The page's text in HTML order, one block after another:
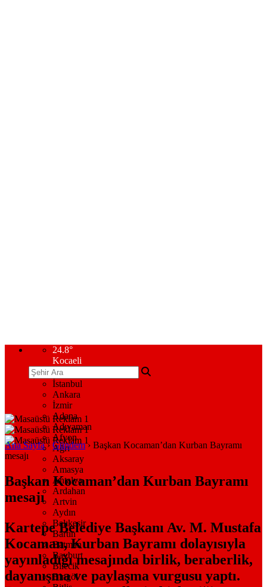
24.8°
Kocaeli
İstanbul
Ankara
İzmir
Adana
Adıyaman
Afyon
Ağrı
Aksaray
Amasya
Antalya
Ardahan
Artvin
Aydın
Balıkesir
Bartın
Batman
Bayburt
Bilecik
Bingöl
Ana Sayfa› Gündem› Başkan Kocaman’dan Kurban Bayramı
mesajı
Başkan Kocaman’dan Kurban Bayramı
mesajı
Kartepe Belediye Başkanı Av. M. Mustafa
Kocaman, Kurban Bayramı dolayısıyla
yayınladığı mesajında birlik, beraberlik,
dayanışma ve paylaşma vurgusu yaptı.